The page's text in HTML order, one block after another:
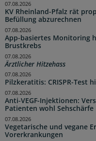
KV Rheinland-Pfalz rät
Befüllung abzurechnen
07.08.2026
App-basiertes Monitoring
Brustkrebs
07.08.2026
Ärztlicher Hitzehass
07.08.2026
Pilzkeratitis: CRISPR-Test
07.08.2026
Anti-VEGF-Injektionen:
Patienten wohl Sehschärfe
07.08.2026
Vegetarische und vegane
Vorerkrankungen
07.08.2026